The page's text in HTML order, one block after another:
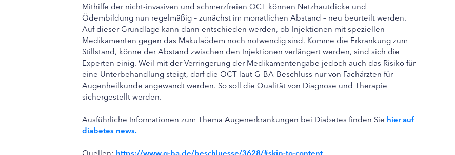
Mithilfe der nicht-invasiven und schmerzfreien OCT können Netzhautdicke und
Ödembildung nun regelmäßig – zunächst im monatlichen Abstand – neu beurteilt werden.
Auf dieser Grundlage kann dann entschieden werden, ob Injektionen mit speziellen
Medikamenten gegen das Makulaödem noch notwendig sind. Komme die Erkrankung zum
Stillstand, könne der Abstand zwischen den Injektionen verlängert werden, sind sich die
Experten einig. Weil mit der Verringerung der Medikamentengabe jedoch auch das Risiko für
eine Unterbehandlung steigt, darf die OCT laut G-BA-Beschluss nur von Fachärzten für
Augenheilkunde angewandt werden. So soll die Qualität von Diagnose und Therapie
sichergestellt werden.
Ausführliche Informationen zum Thema Augenerkrankungen bei Diabetes finden Sie hier auf
diabetes news.
Quellen: https://www.g-ba.de/beschluesse/3628/#skip-to-content